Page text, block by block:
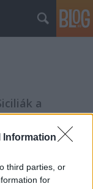
Information
third parties, or
for
a
az olvasónak